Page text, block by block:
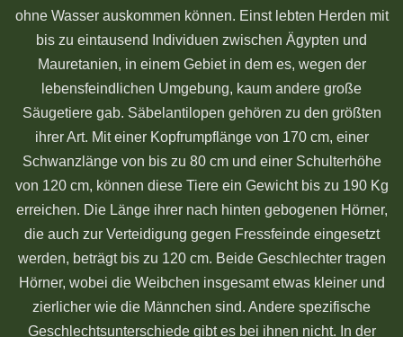
ohne Wasser auskommen können. Einst lebten Herden mit
bis zu eintausend Individuen zwischen Ägypten und
Mauretanien, in einem Gebiet in dem es, wegen der
lebensfeindlichen Umgebung, kaum andere große
Säugetiere gab. Säbelantilopen gehören zu den größten
ihrer Art. Mit einer Kopfrumpflänge von 170 cm, einer
Schwanzlänge von bis zu 80 cm und einer Schulterhöhe
von 120 cm, können diese Tiere ein Gewicht bis zu 190 Kg
erreichen. Die Länge ihrer nach hinten gebogenen Hörner,
die auch zur Verteidigung gegen Fressfeinde eingesetzt
werden, beträgt bis zu 120 cm. Beide Geschlechter tragen
Hörner, wobei die Weibchen insgesamt etwas kleiner und
zierlicher wie die Männchen sind. Andere spezifische
Geschlechtsunterschiede gibt es bei ihnen nicht. In der